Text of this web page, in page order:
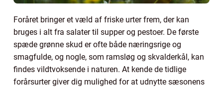
Foråret bringer et væld af friske urter frem, der kan
bruges i alt fra salater til supper og pestoer. De første
spæde grønne skud er ofte både næringsrige og
smagfulde, og nogle, som ramsløg og skvalderkål, kan
findes vildtvoksende i naturen. At kende de tidlige
forårsurter giver dig mulighed for at udnytte sæsonens